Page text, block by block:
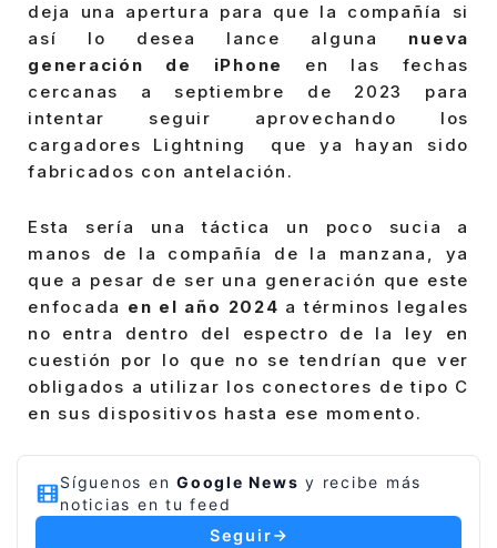
deja una apertura para que la compañía si
así lo desea lance alguna nueva
generación de iPhone
en las fechas
cercanas a septiembre de 2023 para
intentar seguir aprovechando los
cargadores Lightning que ya hayan sido
fabricados con antelación.
Esta sería una táctica un poco sucia a
manos de la compañía de la manzana, ya
que a pesar de ser una generación que este
enfocada en el año 2024 a términos legales
no entra dentro del espectro de la ley en
cuestión por lo que no se tendrían que ver
obligados a utilizar los conectores de tipo C
en sus dispositivos hasta ese momento.
Síguenos en Google News y recibe más
noticias en tu feed
Seguir